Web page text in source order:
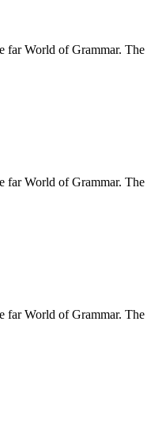
far World of Grammar. The
far World of Grammar. The
far World of Grammar. The